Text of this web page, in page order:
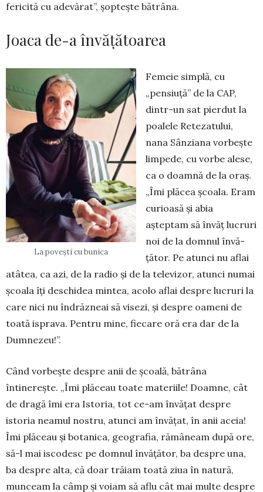
fericită cu adevărat”, șoptește bătrâna.
Joaca de-a învățătoarea
La povești cu bunica
Femeie simplă, cu
„pensiuță” de la CAP,
din­tr-un sat pierdut la
poalele Retezatului,
nana Sân­zia­na vorbește
limpede, cu vorbe alese,
ca o doam­nă de la oraș.
„Îmi plăcea școala. Eram
curioasă și abia
așteptam să învăț lucruri
noi de la domnul în­vă­
țător. Pe atunci nu aflai
atâtea, ca azi, de la radio și de la televizor, atunci numai
școala îți deschidea min­tea, acolo aflai despre lucruri la
care nici nu în­drăzneai să visezi, și despre oameni de
toată is­prava. Pentru mine, fiecare oră era dar de la
Dumnezeu!”.
Când vorbește despre anii de școală, bătrâna
întinerește. „Îmi plăceau toate materiile! Doamne, cât
de dragă îmi era Istoria, tot ce-am învățat des­pre
istoria neamul nostru, atunci am învățat, în anii aceia!
Îmi plăceau și botanica, geo­gra­fia, ră­mâ­neam după ore,
să-l mai is­co­desc pe domnul în­vă­țător, ba despre una,
ba despre alta, că doar tră­iam toată ziua în natură,
munceam la câmp și vo­iam să aflu cât mai multe despre